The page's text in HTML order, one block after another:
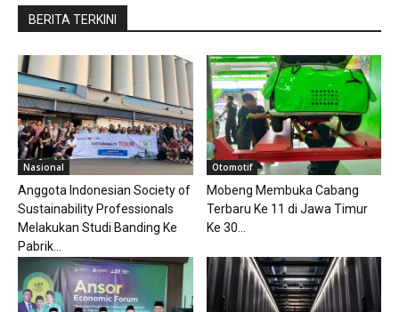
BERITA TERKINI
Nasional
Anggota Indonesian Society of
Sustainability Professionals
Melakukan Studi Banding Ke
Pabrik...
Otomotif
Mobeng Membuka Cabang
Terbaru Ke 11 di Jawa Timur
Ke 30...